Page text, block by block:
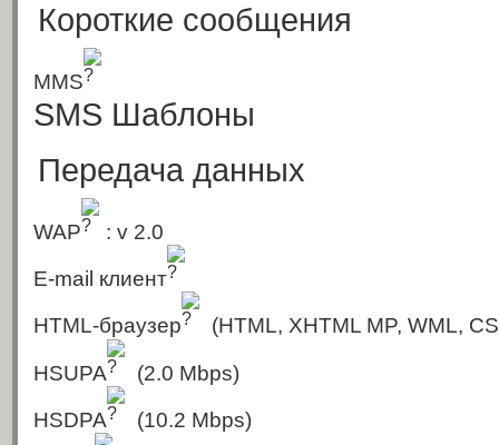
Короткие сообщения
MMS
SMS Шаблоны
Передача данных
WAP : v 2.0
E-mail клиент
HTML-браузер (HTML, XHTML MP, WML,
HSUPA (2.0 Mbps)
HSDPA (10.2 Mbps)